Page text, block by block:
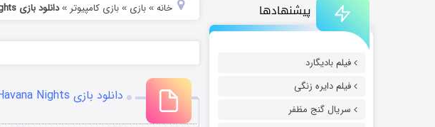
پیشنهادها
فیلم بادیگارد
فیلم دایره زنگی
سریال گنج مظفر
خانه» بازی » بازی کامپیوتر »دانلود بازی Cadenza 3: Havana Nights
دانلود بازی Cadenza 3: Havana Nights